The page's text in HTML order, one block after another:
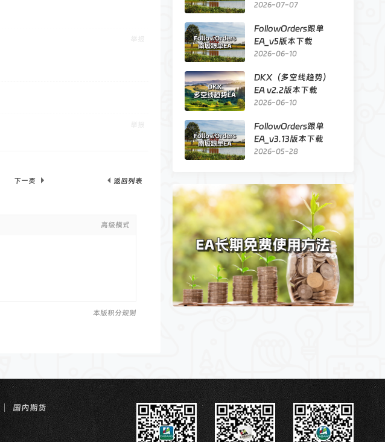
2026-07-07
FollowOrders跟单
EA_v5版本下载
2026-06-10
DKX（多空线趋势）
EA v2.2版本下载
2026-06-10
FollowOrders跟单
EA_v3.13版本下载
2026-05-28
下一页 返回列表
高级模式
本版积分规则
国内期货